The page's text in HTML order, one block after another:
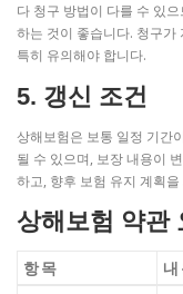
다 청구 방법이 다를 수 있
하는 것이 좋습니다. 청구가
특히 유의해야 합니다.
5. 갱신 조건
상해보험은 보통 일정 기간
될 수 있으며, 보장 내용이
하고, 향후 보험 유지 계획
상해보험 약관
항목